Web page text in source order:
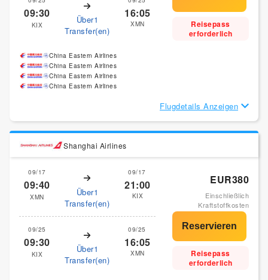
09:30
KIX
Über1
Transfer(en)
16:05
XMN
Reisepass
erforderlich
China Eastern Airlines
China Eastern Airlines
China Eastern Airlines
China Eastern Airlines
Flugdetails Anzeigen
Shanghai Airlines
09/17
09:40
XMN
Über1
Transfer(en)
09/17
21:00
KIX
09/25
09:30
KIX
Über1
Transfer(en)
09/25
16:05
XMN
EUR380
Einschließlich
Kraftstoffkosten
Reisepass
erforderlich